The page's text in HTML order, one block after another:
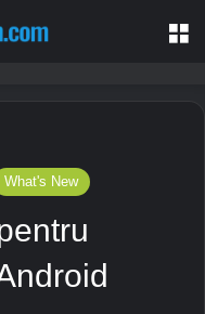
What's New